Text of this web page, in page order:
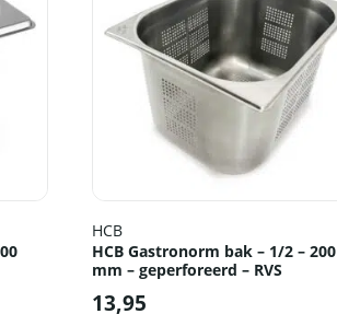
HCB
HCB Gastronorm bak – 1/2 – 200
mm – geperforeerd – RVS
13,95